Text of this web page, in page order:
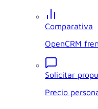
Comparativa
OpenCRM
Solicitar
Precio